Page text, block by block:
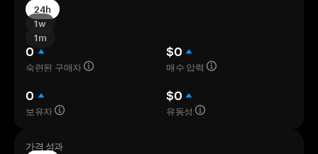
24h
1w
1m
0
숙련된 구매자
$0
매수 압력
0
보유자
$0
유동성
가격 성과